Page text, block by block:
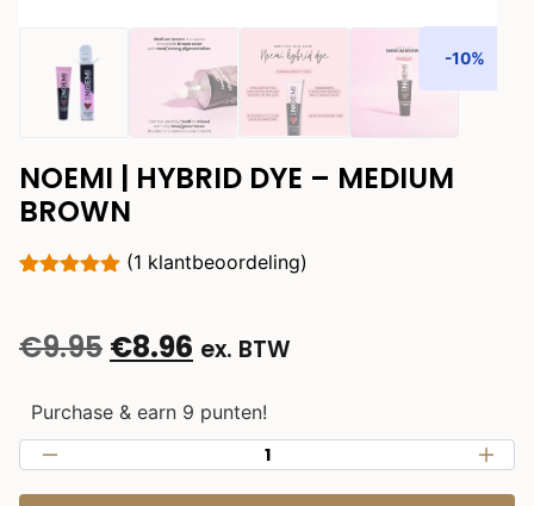
-10%
NOEMI | HYBRID DYE – MEDIUM
BROWN
op
klantbeoordeling
(1 klantbeoordeling)
€9.95 €8.96 ex. BTW
Purchase & earn 9 punten!